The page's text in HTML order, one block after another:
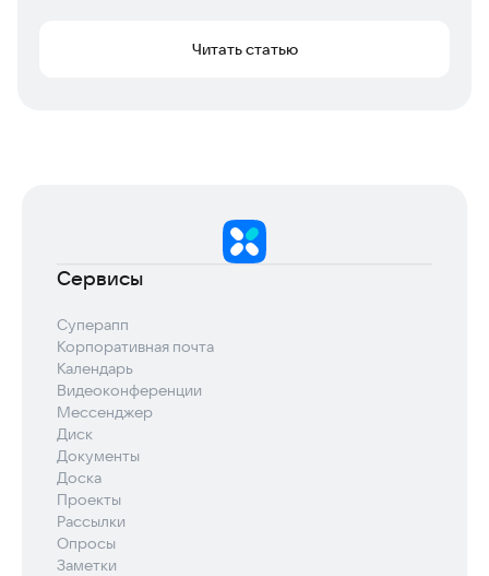
Читать статью
Сервисы
Суперапп
Корпоративная почта
Календарь
Видеоконференции
Мессенджер
Диск
Документы
Доска
Проекты
Рассылки
Опросы
Заметки